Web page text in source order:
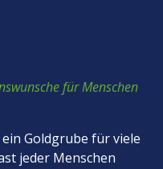
für Menschen
Goldgrube für viele
jeder Menschen